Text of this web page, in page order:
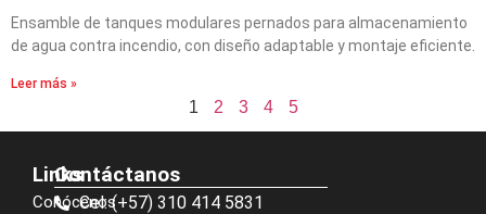
Ensamble de tanques modulares pernados para almacenamiento
de agua contra incendio, con diseño adaptable y montaje eficiente.
Leer más »
1 2 3 4 5
Links
Conócenos
Contáctanos
Cel: (+57) 310 414 5831